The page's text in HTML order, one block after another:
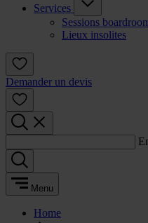
Services
Sessions
Lieux insolites
Demander un devis
Menu
Home